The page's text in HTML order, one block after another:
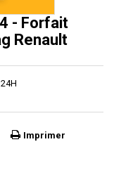
- Forfait
Renault
Imprimer